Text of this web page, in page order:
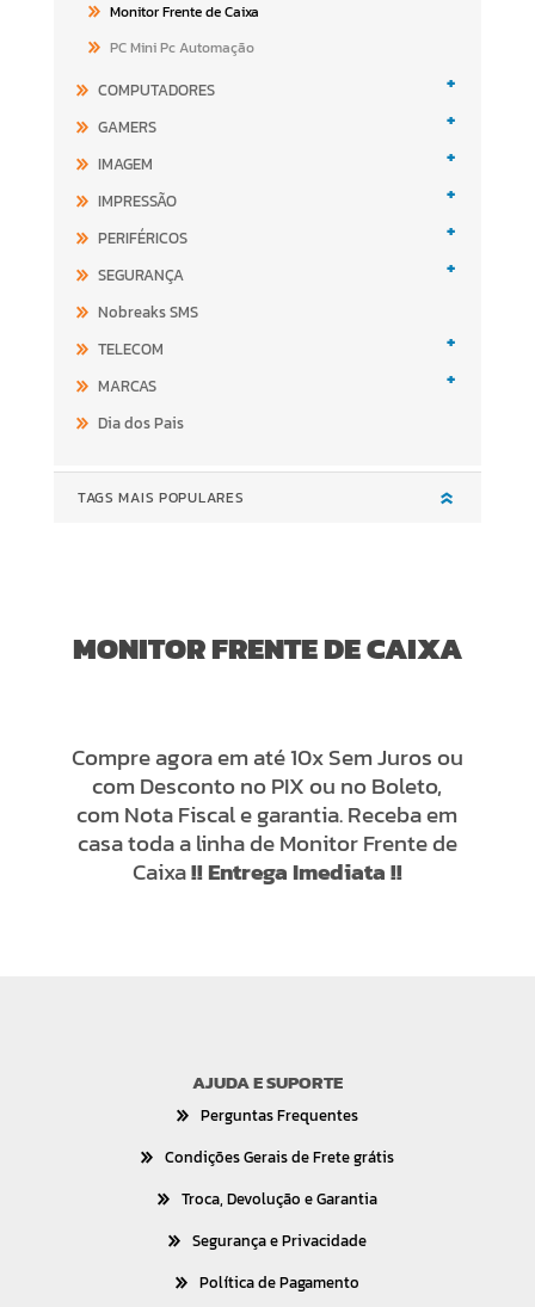
Monitor Frente de Caixa
PC Mini Pc Automação
COMPUTADORES +
GAMERS +
IMAGEM +
IMPRESSÃO +
PERIFÉRICOS +
SEGURANÇA +
Nobreaks SMS
TELECOM
+
MARCAS +
Dia dos Pais
TAGS MAIS POPULARES
MONITOR FRENTE DE CAIXA
Compre agora em até 10x Sem Juros ou
com Desconto no PIX ou no Boleto,
com Nota Fiscal e garantia. Receba em
casa toda a linha de Monitor Frente de
Caixa!! Entrega Imediata !!
AJUDA E SUPORTE
Perguntas Frequentes
Condições Gerais de Frete grátis
Troca, Devolução e Garantia
Segurança e Privacidade
Política de Pagamento